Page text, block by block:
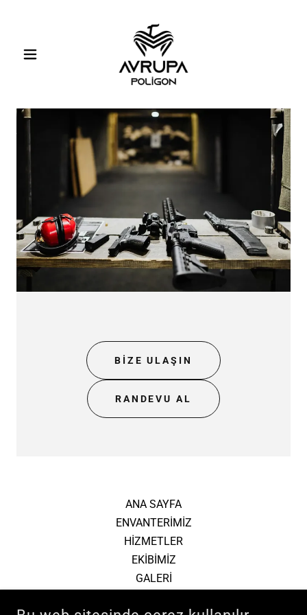
BİZE ULAŞIN
RANDEVU AL
ANA SAYFA
ENVANTERİMİZ
HİZMETLER
EKİBİMİZ
GALERİ